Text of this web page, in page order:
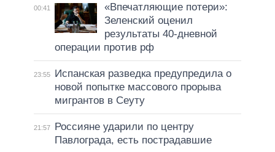
00:41
«Впечатляющие потери»:
Зеленский оценил
результаты 40-дневной
операции против рф
23:55
Испанская разведка предупредила о
новой попытке массового прорыва
мигрантов в Сеуту
21:57
Россияне ударили по центру
Павлограда, есть пострадавшие